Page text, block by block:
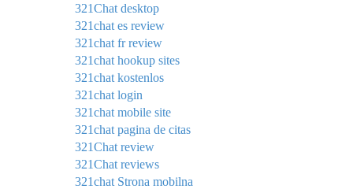
321Chat desktop
321chat es review
321chat fr review
321chat hookup sites
321chat kostenlos
321chat login
321chat mobile site
321chat pagina de citas
321Chat review
321Chat reviews
321chat Strona mobilna